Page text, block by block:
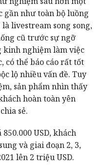
gần như toàn bộ luồng
livestream song song,
cũ trước sự ngỡ
kinh nghiệm làm việc
có thể báo cáo rất tốt
lộ nhiều vấn đề. Tuy
sản phẩm nhìn thấy
hoàn toàn yên
sẻ.
USD, khách
và giai đoạn 2, 3,
lên 2 triệu USD.